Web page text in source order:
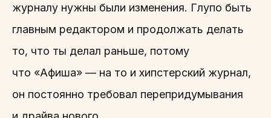
журналу нужны были изменения. Глупо быть
главным редактором и продолжать делать
то, что ты делал раньше, потому
что «Афиша» — на то и хипстерский журнал,
он постоянно требовал перепридумывания